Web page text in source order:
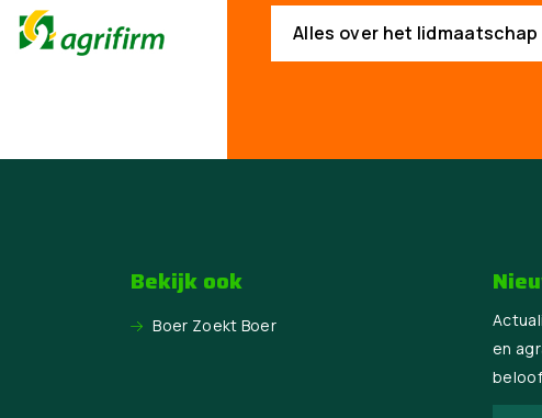
Alles over het lidmaatschap
Bekijk ook
Boer Zoekt Boer
en